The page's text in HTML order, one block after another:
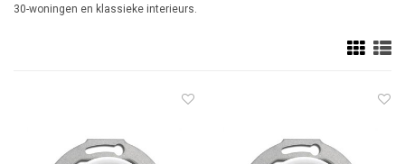
30-woningen en klassieke interieurs.